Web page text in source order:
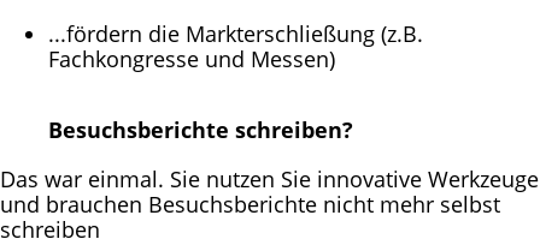
...fördern die Markterschließung (z.B.
Fachkongresse und Messen)
Besuchsberichte schreiben?
Das war einmal. Sie nutzen Sie innovative Werkzeuge
und brauchen Besuchsberichte nicht mehr selbst
schreiben